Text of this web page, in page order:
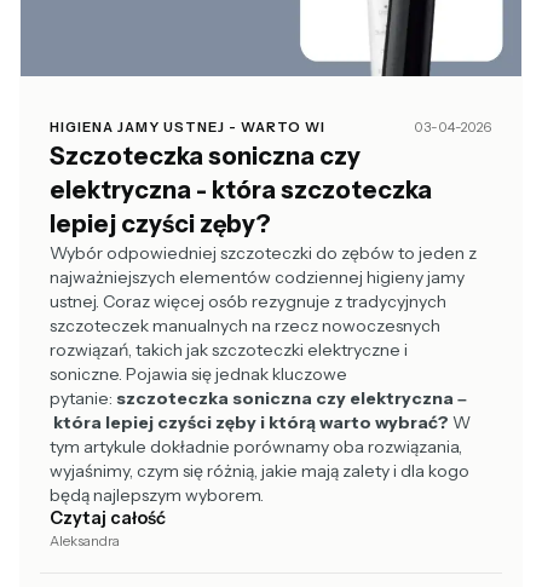
HIGIENA JAMY USTNEJ - WARTO WI 03-04-2026
Szczoteczka soniczna czy
elektryczna - która szczoteczka
lepiej czyści zęby?
Wybórodpowiedniej szczoteczki do zębów to jeden z
najważniejszych elementów codziennej higieny jamy
ustnej. Coraz więcej osób rezygnuje z tradycyjnych
szczoteczek manualnych na rzecz nowoczesnych
rozwiązań, takich jak szczoteczki elektryczne i
soniczne. Pojawia się jednak kluczowe
pytanie: szczoteczka soniczna czy elektryczna –
która lepiej czyści zęby i którą warto wybrać? W
tym artykule dokładnie porównamy oba rozwiązania,
wyjaśnimy, czym się różnią, jakie mają zalety i dla kogo
będą najlepszym wyborem.
Czytaj całość
Aleksandra